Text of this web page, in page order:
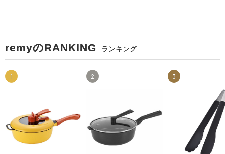
remyのRANKING ランキング
1 2 3